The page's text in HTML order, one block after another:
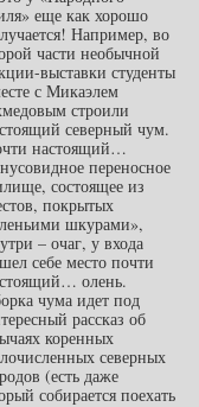
еще как хорошо
Например, во
части необычной
выставки студенты
с Микаэлем
строили
северный чум.
настоящий…
переносное
состоящее из
покрытых
шкурами»,
– очаг, у входа
себе место почти
олень.
чума идет под
рассказ об
коренных
северных
(есть даже
собирается поехать